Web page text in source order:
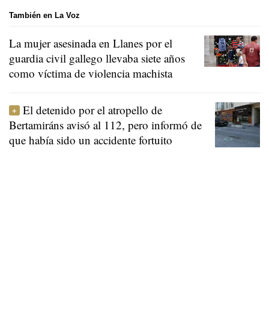
También en La Voz
La mujer asesinada en Llanes por el
guardia civil gallego llevaba siete años
como víctima de violencia machista
El detenido por el atropello de
Bertamiráns avisó al 112, pero informó de
que había sido un accidente fortuito